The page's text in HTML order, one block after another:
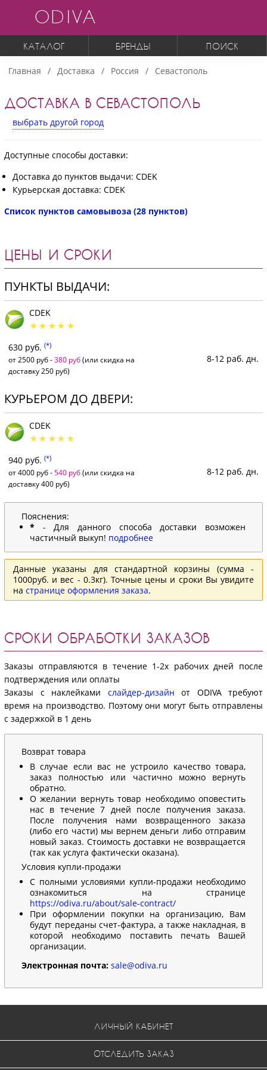
ODIVA
КАТАЛОГ БРЕНДЫ ПОИСК
Главная Доставка Россия Севастополь
ДОСТАВКА В СЕВАСТОПОЛЬ
выбрать другой город
Доступные способы доставки:
Доставка до пунктов выдачи: CDEK
Курьерская доставка: CDEK
Список пунктов самовывоза (28 пунктов)
ЦЕНЫ И СРОКИ
ПУНКТЫ ВЫДАЧИ:
CDEK
630 руб. (*)
от 2500 руб -380 руб(или скидка на
доставку 250 руб)
8-12 раб. дн.
КУРЬЕРОМ ДО ДВЕРИ:
CDEK
940 руб. (*)
от 4000 руб - 540 руб(или скидка на
доставку 400 руб)
8-12 раб. дн.
Пояснения:
* - Для данного способа доставки возможен
частичный выкуп! подробнее
Данные указаны для стандартной корзины (сумма -
1000руб. и вес - 0.3кг). Точные цены и сроки Вы увидите
на странице оформления заказа.
СРОКИ ОБРАБОТКИ ЗАКАЗОВ
Заказы отправляются в течение 1-2х рабочих дней после
подтверждения или оплаты
Заказы с наклейками слайдер-дизайн от ODIVA требуют
время на производство. Поэтому они могут быть отправлены
с задержкой в 1 день
Возврат товара
В случае если вас не устроило качество товара,
заказ полностью или частично можно вернуть
обратно.
О желании вернуть товар необходимо оповестить
нас в течение 7 дней после получения заказа.
После получения нами возвращенного заказа
(либо его части) мы вернем деньги либо отправим
новый заказ. Стоимость доставки не возвращается
(так как услуга фактически оказана).
Условия купли-продажи
С полными условиями купли-продажи необходимо
ознакомиться на странице
https://odiva.ru/about/sale-contract/
При оформлении покупки на организацию, Вам
будут переданы счет-фактура, а также накладная, в
которой необходимо поставить печать Вашей
организации.
Электронная почта: sale@odiva.ru
ЛИЧНЫЙ КАБИНЕТ
ОТСЛЕДИТЬ ЗАКАЗ